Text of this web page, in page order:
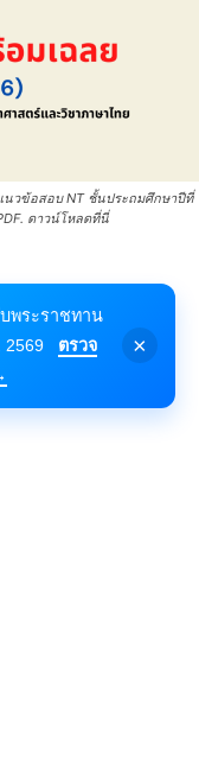
นวข้อสอบ NT ชั้นประถมศึกษาปีที่
ดาวน์โหลดที่นี่
พระราชทาน
2569
ตรวจ
×